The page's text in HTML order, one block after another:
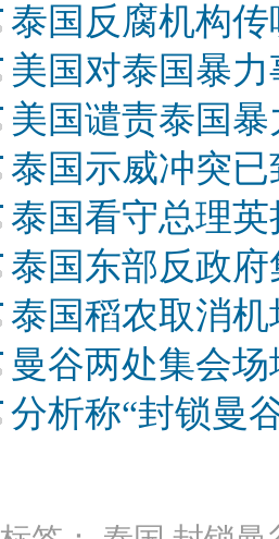
泰国反腐机构
美国对泰国暴
美国谴责泰国
泰国示威冲突
泰国看守总理
泰国东部反政
泰国稻农取消
曼谷两处集会
分析称“封锁曼